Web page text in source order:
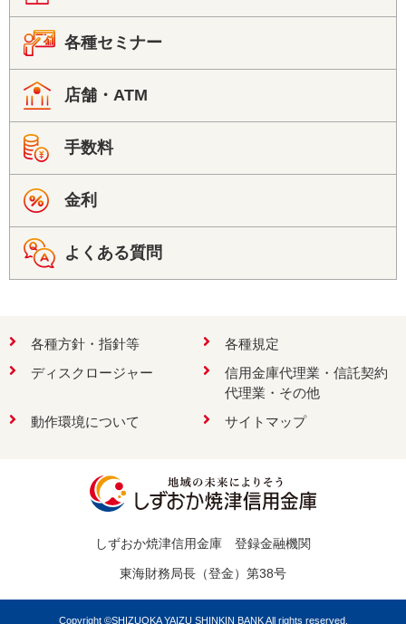
各種セミナー
店舗・ATM
手数料
金利
よくある質問
各種方針・指針等
各種規定
ディスクロージャー
信用金庫代理業・信託契約
代理業・その他
動作環境について
サイトマップ
しずおか焼津信用金庫 登録金融機関
東海財務局長（登金）第38号
Copyright ©SHIZUOKA YAIZU SHINKIN BANK All rights reserved.